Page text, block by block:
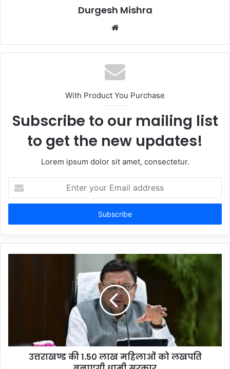
Durgesh Mishra
Website
With Product You Purchase
Subscribe to our mailing list
to get the new updates!
Lorem ipsum dolor sit amet, consectetur.
Enter
your
Email
उत्तराखण्ड की 1.50 लाख महिलाओं को लखपति